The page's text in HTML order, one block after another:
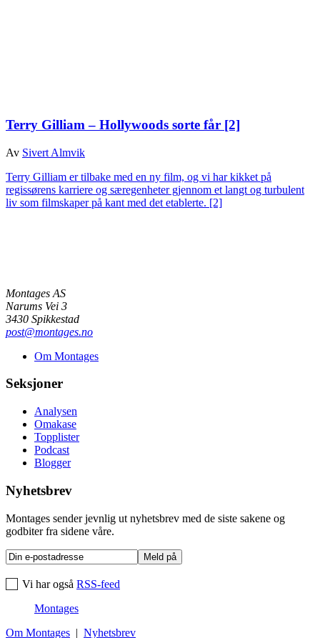
Terry Gilliam – Hollywoods sorte får [2]
Av Sivert Almvik
Terry Gilliam er tilbake med en ny film, og vi har kikket på
regissørens karriere og særegenheter gjennom et langt og turbulent
liv som filmskaper på kant med det etablerte. [2]
Montages AS
Narums Vei 3
3430 Spikkestad
post@montages.no
Om Montages
Seksjoner
Analysen
Omakase
Topplister
Podcast
Blogger
Nyhetsbrev
Montages sender jevnlig ut nyhetsbrev med de siste sakene og
godbiter fra sidene våre.
Vi har også RSS-feed
Montages
Om Montages | Nyhetsbrev